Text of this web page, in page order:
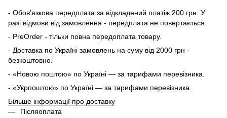
- Обов’язкова передплата за відкладений платіж 200 грн. У
разі відмови від замовлення - передплата не повертається.
- PreOrder - тільки повна передоплата товару.
- Доставка по Україні замовлень на суму від 2000 грн -
безкоштовно.
- «Новою поштою» по Україні — за тарифами перевізника.
- «Укрпоштою» по Україні — за тарифами перевізника.
Більше інформації про доставку
Післяоплата